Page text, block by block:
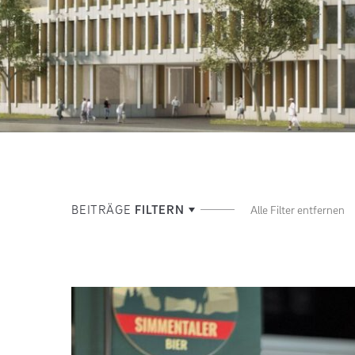
BEITRÄGE FILTERN Alle Filter entfernen